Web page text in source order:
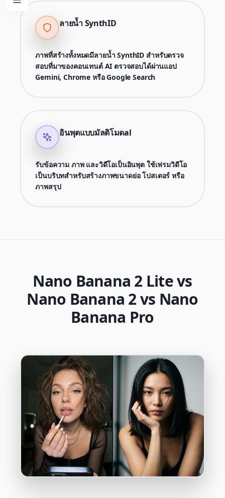
ลายน้ำ SynthID
ภาพที่สร้างทั้งหมดมีลายน้ำ SynthID สำหรับตรวจ
สอบที่มาของคอนเทนต์ AI ตรวจสอบได้ผ่านแอป
Gemini, Chrome หรือ Google Search
อินพุตแบบมัลติโมดal
รับข้อความ ภาพ และวิดีโอเป็นอินพุต ใช้เฟรมวิดีโอ
เป็นบริบทสำหรับสร้างภาพขนาดย่อ โปสเตอร์ หรือ
ภาพสรุป
Nano Banana 2 Lite vs
Nano Banana 2 vs Nano
Banana Pro